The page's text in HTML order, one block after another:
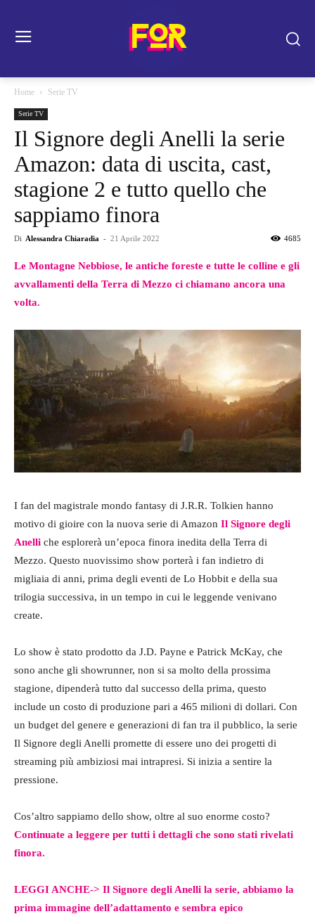
Home Serie TV
Serie TV
Il Signore degli Anelli la serie
Amazon: data di uscita, cast,
stagione 2 e tutto quello che
sappiamo finora
Di Alessandra Chiaradia - 21 Aprile 2022 4685
Le Montagne Nebbiose, le antiche foreste e tutte le colline e gli
avvallamenti della Terra di Mezzo ci chiamano ancora una
volta.
I fan del magistrale mondo fantasy di J.R.R. Tolkien hanno
motivo di gioire con la nuova serie di Amazon Il Signore degli
Anelli che esplorerà un’epoca finora inedita della Terra di
Mezzo. Questo nuovissimo show porterà i fan indietro di
migliaia di anni, prima degli eventi de Lo Hobbit e della sua
trilogia successiva, in un tempo in cui le leggende venivano
create.
Lo show è stato prodotto da J.D. Payne e Patrick McKay, che
sono anche gli showrunner, non si sa molto della prossima
stagione, dipenderà tutto dal successo della prima, questo
include un costo di produzione pari a 465 milioni di dollari. Con
un budget del genere e generazioni di fan tra il pubblico, la serie
Il Signore degli Anelli promette di essere uno dei progetti di
streaming più ambiziosi mai intrapresi. Si inizia a sentire la
pressione.
Cos’altro sappiamo dello show, oltre al suo enorme costo?
Continuate a leggere per tutti i dettagli che sono stati rivelati
finora.
LEGGI ANCHE-> Il Signore degli Anelli la serie, abbiamo la
prima immagine dell’adattamento e sembra epico